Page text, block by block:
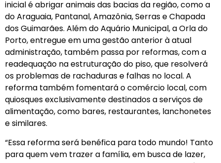
inicial é abrigar animais das bacias da região, como a
do Araguaia, Pantanal, Amazônia, Serras e Chapada
dos Guimarães. Além do Aquário Municipal, a Orla do
Porto, entregue em uma gestão anterior à atual
administração, também passa por reformas, com a
readequação na estruturação do piso, que resolverá
os problemas de rachaduras e falhas no local. A
reforma também fomentará o comércio local, com
quiosques exclusivamente destinados a serviços de
alimentação, como bares, restaurantes, lanchonetes
e similares.
“Essa reforma será benéfica para todo mundo! Tanto
para quem vem trazer a família, em busca de lazer,